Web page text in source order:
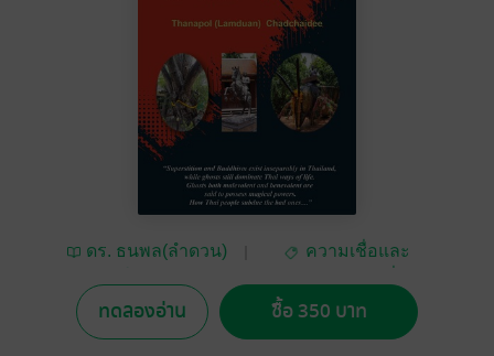
ดร. ธนพล(ลำดวน)
ความเชื่อและ
ทดลองอ่าน ซื้อ 350 บาท